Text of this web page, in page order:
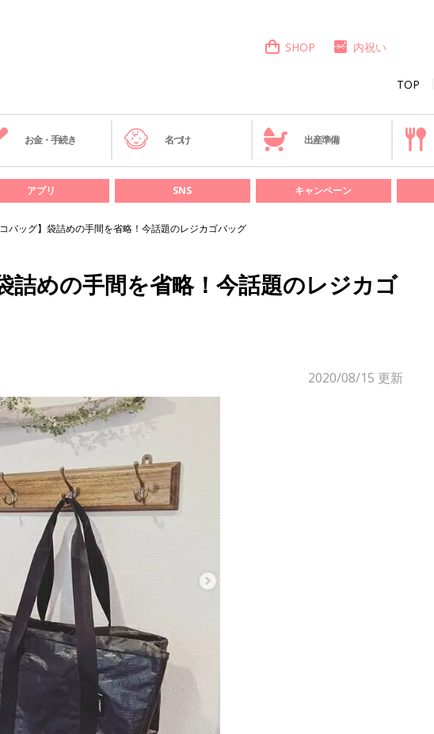
TOP
SHOP 内祝い
お金・手続き 名づけ 出産準備
アプリ SNS キャンペーン
コバッグ】袋詰めの手間を省略！今話題のレジカゴバッグ
詰めの手間を省略！今話題のレジカゴ
2020/08/15 更新